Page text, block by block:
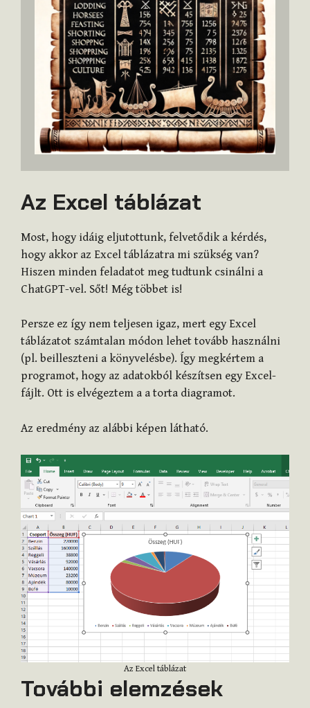
Az Excel táblázat
Most, hogy idáig eljutottunk, felvetődik a kérdés,
hogy akkor az Excel táblázatra mi szükség van?
Hiszen minden feladatot meg tudtunk csinálni a
ChatGPT-vel. Sőt! Még többet is!
Persze ez így nem teljesen igaz, mert egy Excel
táblázatot számtalan módon lehet tovább használni
(pl. beilleszteni a könyvelésbe). Így megkértem a
programot, hogy az adatokból készítsen egy Excel-
fájlt. Ott is elvégeztem a a torta diagramot.
Az eredmény az alábbi képen látható.
Az Excel táblázat
További elemzések